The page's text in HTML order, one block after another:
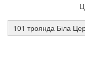
101 троянда Біла